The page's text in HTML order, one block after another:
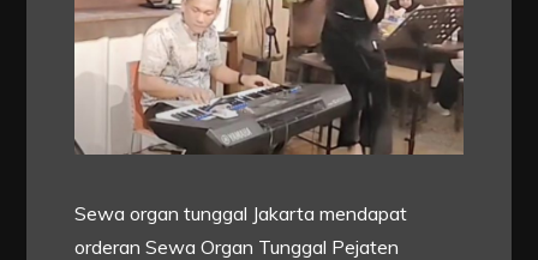
Sewa organ tunggal Jakarta mendapat
orderan Sewa Organ Tunggal Pejaten